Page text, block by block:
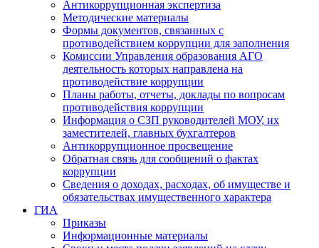
Антикоррупционная экспертиза
Методические материалы
Формы документов, связанных с
противодействием коррупции для заполнения
Комиссии Управления образования АГО
деятельность которых направлена на
противодействие коррупции
Планы работы, отчеты, доклады по вопросам
противодействия коррупции
Информация о СЗП руководителей МОУ, их
заместителей, главных бухгалтеров
Антикоррупционное просвещение
Обратная связь для сообщений о фактах
коррупции
Сведения о доходах, расходах, об имуществе и
обязательствах имущественного характера
ГИА
Приказы
Информационные материалы